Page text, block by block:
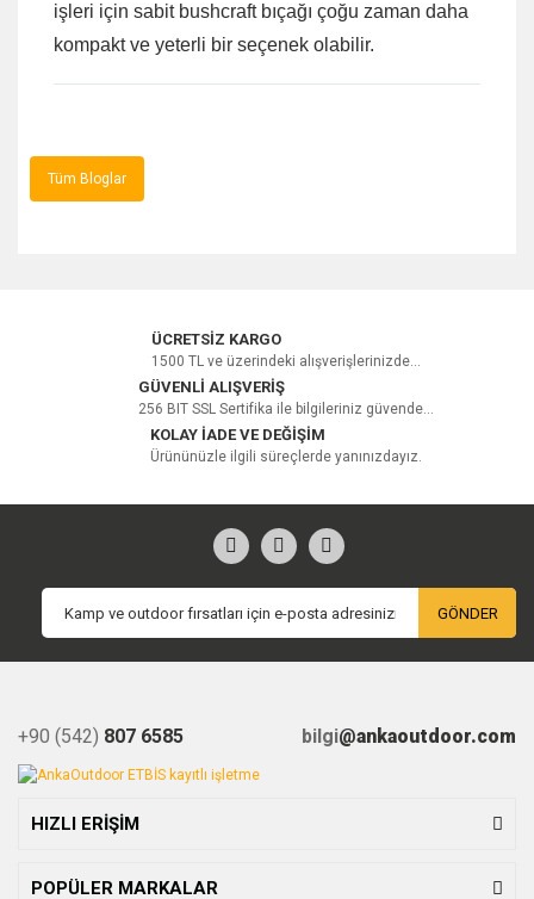
işleri için sabit bushcraft bıçağı çoğu zaman daha
kompakt ve yeterli bir seçenek olabilir.
Tüm Bloglar
ÜCRETSİZ KARGO
1500 TL ve üzerindeki alışverişlerinizde...
GÜVENLİ ALIŞVERİŞ
256 BIT SSL Sertifika ile bilgileriniz güvende...
KOLAY İADE VE DEĞİŞİM
Ürününüzle ilgili süreçlerde yanınızdayız.
GÖNDER
+90 (542) 807 6585 bilgi@ankaoutdoor.com
HIZLI ERİŞİM
POPÜLER MARKALAR